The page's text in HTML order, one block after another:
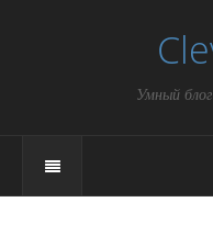
Умный